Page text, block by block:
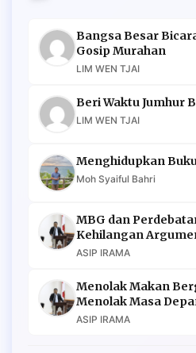
Bangsa Besar
Gosip Murahan
LIM WEN TJAI
Beri Waktu Jumhur
LIM WEN TJAI
Menghidupkan
Moh Syaiful Bahri
MBG dan
Kehilangan
ASIP IRAMA
Menolak Makan
Menolak Masa
ASIP IRAMA